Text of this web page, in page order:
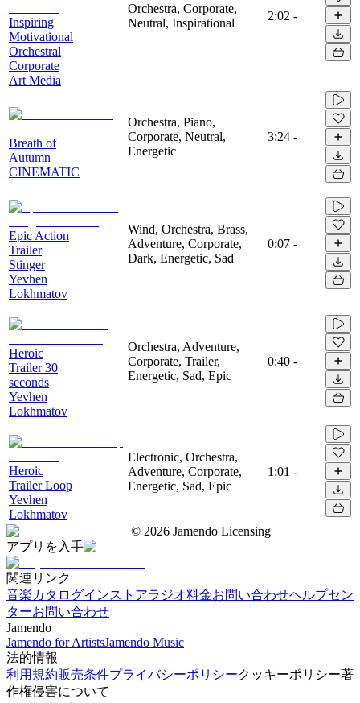
Inspiring
Motivational
Orchestral
Corporate
Art Media
Orchestra, Corporate,
Neutral, Inspirational
2:02 -
Breath of
Autumn
CINEMATIC
Orchestra, Piano,
Corporate, Neutral,
Energetic
3:24 -
Epic Action
Trailer
Stinger
Yevhen
Lokhmatov
Wind, Orchestra, Brass,
Adventure, Corporate,
Dark, Energetic, Sad
0:07 -
Heroic
Trailer 30
seconds
Yevhen
Lokhmatov
Orchestra, Adventure,
Corporate, Trailer,
Energetic, Sad, Epic
0:40 -
Heroic
Trailer Loop
Yevhen
Lokhmatov
Electronic, Orchestra,
Adventure, Corporate,
Energetic, Sad, Epic
1:01 -
© 2026 Jamendo Licensing
アプリを入手
関連リンク
音楽カタログインストアラジオ料金お問い合わせヘルプセン
ターお問い合わせ
Jamendo
Jamendo for ArtistsJamendo Music
法的情報
利用規約販売条件プライバシーポリシークッキーポリシー著
作権侵害について